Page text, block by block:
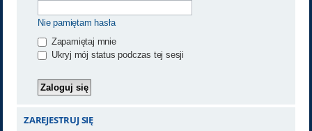
Nie pamiętam hasła
Zapamiętaj mnie
Ukryj mój status podczas tej sesji
ZAREJESTRUJ SIĘ